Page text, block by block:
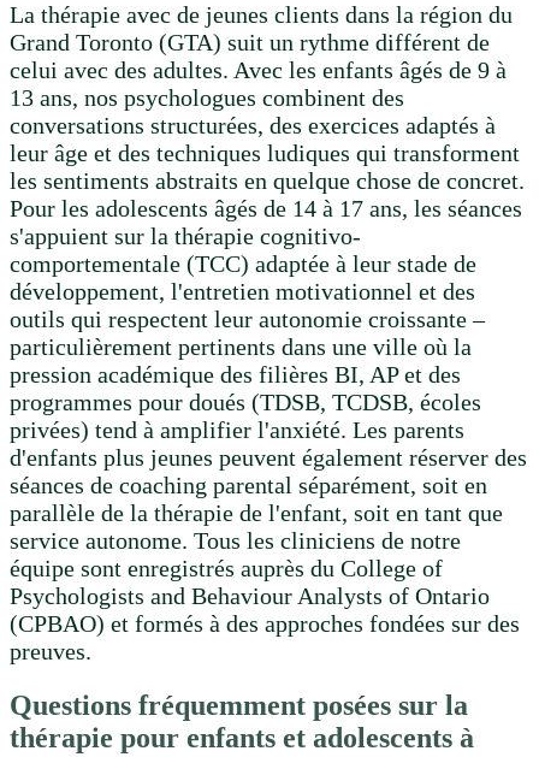
La thérapie avec de jeunes clients dans la région du
Grand Toronto (GTA) suit un rythme différent de
celui avec des adultes. Avec les enfants âgés de 9 à
13 ans, nos psychologues combinent des
conversations structurées, des exercices adaptés à
leur âge et des techniques ludiques qui transforment
les sentiments abstraits en quelque chose de concret.
Pour les adolescents âgés de 14 à 17 ans, les séances
s'appuient sur la thérapie cognitivo-
comportementale (TCC) adaptée à leur stade de
développement, l'entretien motivationnel et des
outils qui respectent leur autonomie croissante –
particulièrement pertinents dans une ville où la
pression académique des filières BI, AP et des
programmes pour doués (TDSB, TCDSB, écoles
privées) tend à amplifier l'anxiété. Les parents
d'enfants plus jeunes peuvent également réserver des
séances de coaching parental séparément, soit en
parallèle de la thérapie de l'enfant, soit en tant que
service autonome. Tous les cliniciens de notre
équipe sont enregistrés auprès du College of
Psychologists and Behaviour Analysts of Ontario
(CPBAO) et formés à des approches fondées sur des
preuves.
Questions fréquemment posées sur la
thérapie pour enfants et adolescents à